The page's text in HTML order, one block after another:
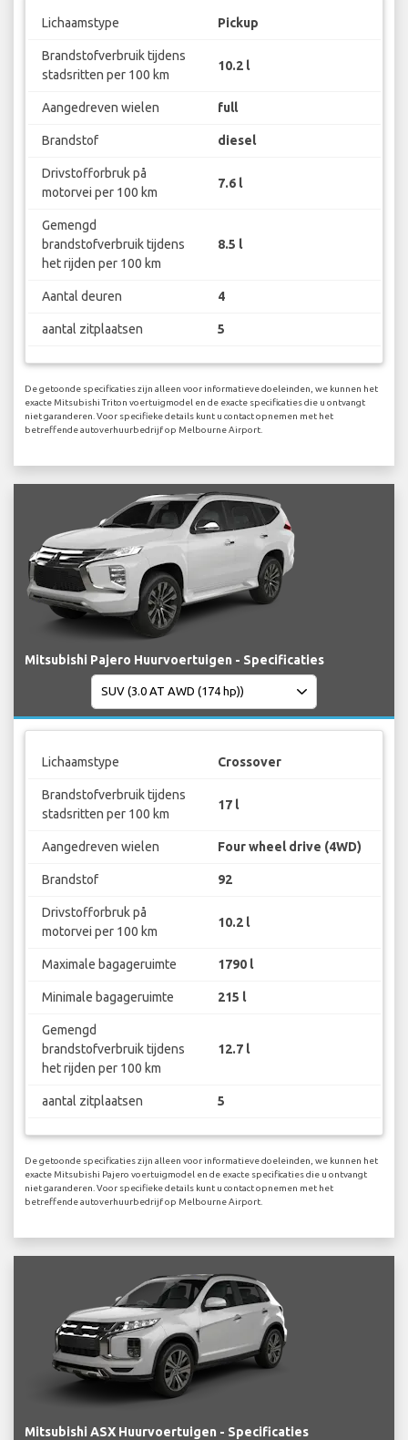
Lichaamstype Pickup
Brandstofverbruik tijdens
stadsritten per 100 km
10.2 l
Aangedreven wielen full
Brandstof diesel
Drivstofforbruk på
motorvei per 100 km
7.6 l
Gemengd
brandstofverbruik tijdens
het rijden per 100 km
8.5 l
Aantal deuren 4
aantal zitplaatsen 5
De getoonde specificaties zijn alleen voor informatieve doeleinden, we kunnen het
exacte Mitsubishi Triton voertuigmodel en de exacte specificaties die u ontvangt
niet garanderen. Voor specifieke details kunt u contact opnemen met het
betreffende autoverhuurbedrijf op Melbourne Airport.
Mitsubishi Pajero Huurvoertuigen - Specificaties
Lichaamstype Crossover
Brandstofverbruik tijdens
stadsritten per 100 km
17 l
Aangedreven wielen Four wheel drive (4WD)
Brandstof 92
Drivstofforbruk på
motorvei per 100 km
10.2 l
Maximale bagageruimte 1790 l
Minimale bagageruimte 215 l
Gemengd
brandstofverbruik tijdens
het rijden per 100 km
12.7 l
aantal zitplaatsen 5
De getoonde specificaties zijn alleen voor informatieve doeleinden, we kunnen het
exacte Mitsubishi Pajero voertuigmodel en de exacte specificaties die u ontvangt
niet garanderen. Voor specifieke details kunt u contact opnemen met het
betreffende autoverhuurbedrijf op Melbourne Airport.
Mitsubishi ASX Huurvoertuigen - Specificaties